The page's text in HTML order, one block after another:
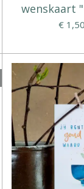
wenskaart
€ 1,50